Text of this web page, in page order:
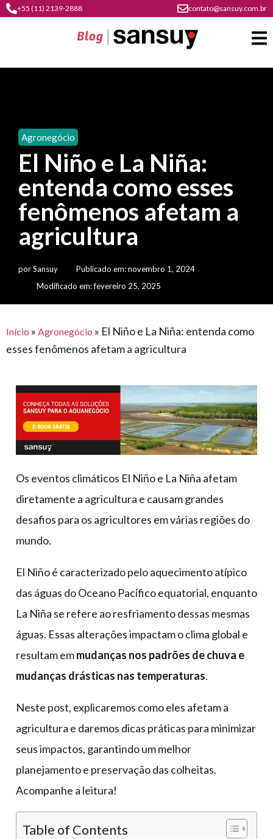
+55 (11) 2139-2888 contato@sansuy.com.br
contato
cultura
do
plástico
institucional
materiais
gratuitos
premiações
Agronegócio
psicultura
soluções
em
água
para
Coberturas
barracas
sansuy
de
feira
Indústria
comunicação
visual
offshore
civil
piscinas
automotivo
móveis,
calçados,
epi's
lonas
multiúso
Transporte
e logística
armazenagem
lonas
vida
caminhoneiro
Agronegócio
El Niño e La Niña:
entenda como esses
fenômenos afetam a
agricultura
porSansuy Publicado em:novembro 1, 2024
Modificado em: fevereiro 25, 2025
Início » Agronegócio » El Niño e La Niña: entenda como
esses fenômenos afetam a agricultura
Os eventos climáticos El Niño e La Niña afetam
diretamente a agricultura e causam grandes
desafios para os agricultores em várias regiões do
mundo.
El Niño é caracterizado pelo aquecimento atípico
das águas do Oceano Pacífico equatorial, enquanto
La Niña se refere ao resfriamento dessas mesmas
águas. Essas alterações impactam o clima global e
resultam emmudanças nos padrões de chuva e
mudanças drásticas nas temperaturas.
Neste post, explicaremos como eles afetam a
agricultura e daremos dicas práticas para minimizar
seus impactos, garantindo um melhor
planejamento e preservação das colheitas.
Acompanhe a leitura!
Table of Contents